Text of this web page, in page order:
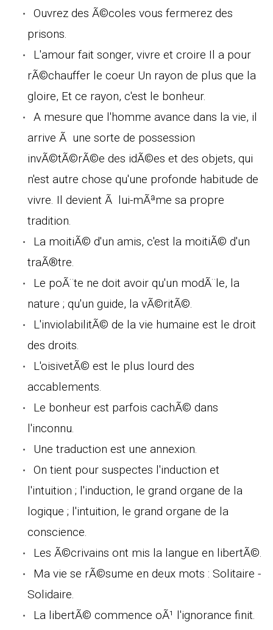
Ouvrez des Ã©coles vous fermerez des
prisons.
L'amour fait songer, vivre et croire Il a pour
rÃ©chauffer le coeur Un rayon de plus que la
gloire, Et ce rayon, c'est le bonheur.
A mesure que l'homme avance dans la vie, il
arrive Ã une sorte de possession
invÃ©tÃ©rÃ©e des idÃ©es et des objets, qui
n'est autre chose qu'une profonde habitude de
vivre. Il devient Ã lui-mÃªme sa propre
tradition.
La moitiÃ© d'un amis, c'est la moitiÃ© d'un
traÃ®tre.
Le poÃ¨te ne doit avoir qu'un modÃ¨le, la
nature ; qu'un guide, la vÃ©ritÃ©.
L'inviolabilitÃ© de la vie humaine est le droit
des droits.
L'oisivetÃ© est le plus lourd des
accablements.
Le bonheur est parfois cachÃ© dans
l'inconnu.
Une traduction est une annexion.
On tient pour suspectes l'induction et
l'intuition ; l'induction, le grand organe de la
logique ; l'intuition, le grand organe de la
conscience.
Les Ã©crivains ont mis la langue en libertÃ©.
Ma vie se rÃ©sume en deux mots : Solitaire -
Solidaire.
La libertÃ© commence oÃ¹ l'ignorance finit.